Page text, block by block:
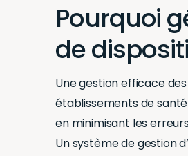
Pourquoi
de
Une gestion efficace
établissements de
en minimisant les
Un système de gestion